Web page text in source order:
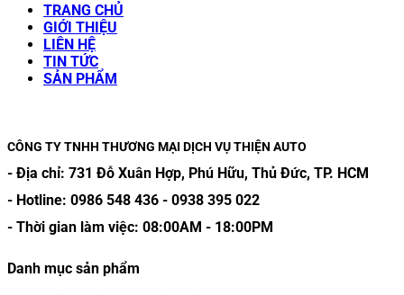
TRANG CHỦ
GIỚI THIỆU
LIÊN HỆ
TIN TỨC
SẢN PHẨM
CÔNG TY TNHH THƯƠNG MẠI DỊCH VỤ THIỆN AUTO
- Địa chỉ: 731 Đỗ Xuân Hợp, Phú Hữu, Thủ Đức, TP. HCM
- Hotline: 0986 548 436 - 0938 395 022
- Thời gian làm việc: 08:00AM - 18:00PM
Danh mục sản phẩm